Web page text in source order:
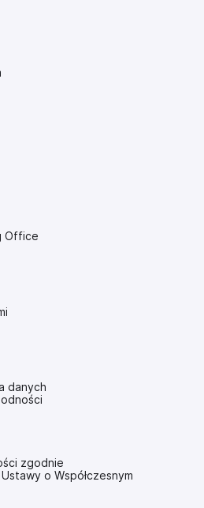
Office
danych
zgodnie
o Współczesnym